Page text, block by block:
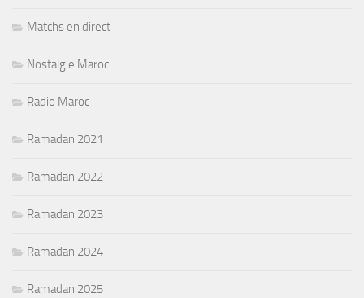
Matchs en direct
Nostalgie Maroc
Radio Maroc
Ramadan 2021
Ramadan 2022
Ramadan 2023
Ramadan 2024
Ramadan 2025